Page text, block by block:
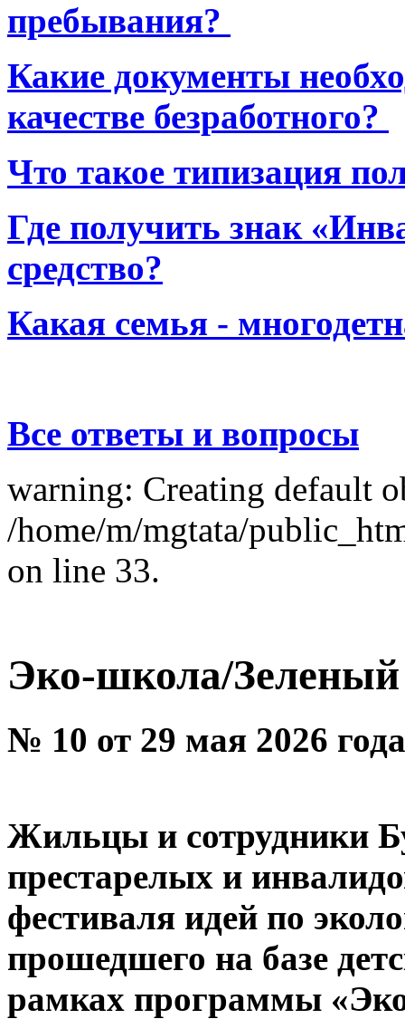
пребывания?
Какие документы
качестве безработного?
Что такое типизация
Где получить знак
средство?
Какая семья -
Все ответы и вопросы
warning: Creating default
/home/m/mgtata/
on line 33.
Эко-школа/
№ 10 от 29 мая 2026
Жильцы и сотрудники
престарелых и
фестиваля идей по
прошедшего на базе
рамках программы